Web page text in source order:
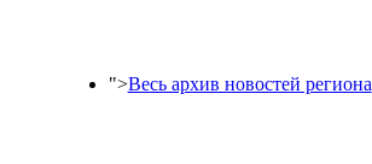
">Весь архив новостей региона